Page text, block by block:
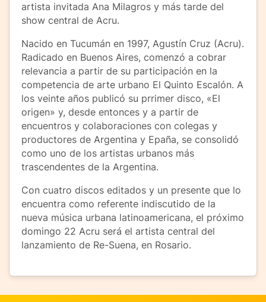
artista invitada Ana Milagros y más tarde del
show central de Acru.
Nacido en Tucumán en 1997, Agustín Cruz (Acru).
Radicado en Buenos Aires, comenzó a cobrar
relevancia a partir de su participación en la
competencia de arte urbano El Quinto Escalón. A
los veinte años publicó su prrimer disco, «El
origen» y, desde entonces y a partir de
encuentros y colaboraciones con colegas y
productores de Argentina y Epaña, se consolidó
como uno de los artistas urbanos más
trascendentes de la Argentina.
Con cuatro discos editados y un presente que lo
encuentra como referente indiscutido de la
nueva música urbana latinoamericana, el próximo
domingo 22 Acru será el artista central del
lanzamiento de Re-Suena, en Rosario.